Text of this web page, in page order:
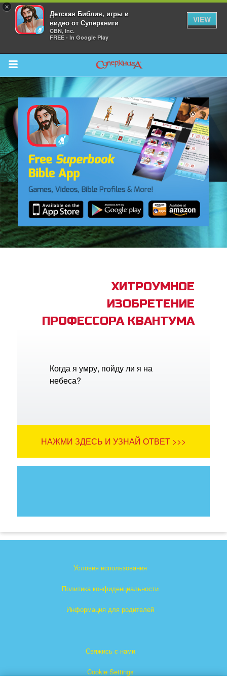
×
Детская Библия, игры и
видео от Суперкниги
CBN, Inc.
FREE - In Google Play
VIEW
Return to Content
Bible App
ХИТРОУМНОЕ
ИЗОБРЕТЕНИЕ
ПРОФЕССОРА КВАНТУМА
Когда я умру, пойду ли я на
небеса?
НАЖМИ ЗДЕСЬ И УЗНАЙ ОТВЕТ >>>
Условия использования
Политика конфиденциальности
Информация для родителей
Свяжись с нами
Cookie Settings